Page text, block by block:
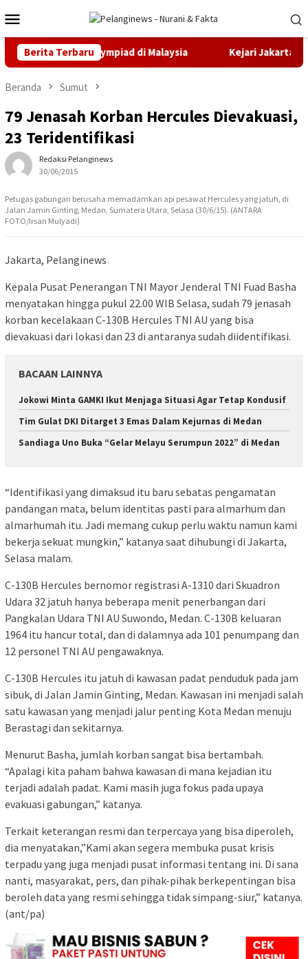
ke
kontenMobile
Berita Terbaru
IMEC Olympiad di Malaysia Kejari Jakarta Timur
Beranda Sumut
79 Jenasah Korban Hercules Dievakuasi,
23 Teridentifikasi
Redaksi Pelanginews
30/06/2015
Petugas gabungan berusaha memadamkan api pesawat Hercules yang jatuh, di
Jalan Jamin Ginting, Medan, Sumatera Utara, Selasa (30/6/15). (ANTARA
FOTO/Irsan Mulyadi)
Jakarta, Pelanginews
Kepala Pusat Penerangan TNI Mayor Jenderal TNI Fuad Basha
menyatakan hingga pukul 22.00 WIB Selasa, sudah 79 jenasah
korban kecelakaan C-130B Hercules TNI AU yang bisa
dievakuasi dari lokasi dan 23 di antaranya sudah diidentifikasi.
BACAAN LAINNYA
Jokowi Minta GAMKI Ikut Menjaga Situasi Agar Tetap Kondusif
Tim Gulat DKI Ditarget 3 Emas Dalam Kejurnas di Medan
Sandiaga Uno Buka “Gelar Melayu Serumpun 2022” di Medan
“Identifikasi yang dimaksud itu baru sebatas pengamatan
pandangan mata, belum identitas pasti para almarhum dan
almarhumah itu. Jadi memang cukup perlu waktu namun kami
bekerja sekuat mungkin,” katanya saat dihubungi di Jakarta,
Selasa malam.
C-130B Hercules bernomor registrasi A-1310 dari Skuadron
Udara 32 jatuh hanya beberapa menit penerbangan dari
Pangkalan Udara TNI AU Suwondo, Medan. C-130B keluaran
1964 itu hancur total, dan di dalamnya ada 101 penumpang dan
12 personel TNI AU pengawaknya.
C-130B Hercules itu jatuh di kawasan padat penduduk pada jam
sibuk, di Jalan Jamin Ginting, Medan. Kawasan ini menjadi salah
satu kawasan yang menjadi jalur penting Kota Medan menuju
Berastagi dan sekitarnya.
Menurut Basha, jumlah korban sangat bisa bertambah.
“Apalagi kita paham bahwa kawasan di mana kejadian itu
terjadi adalah padat. Kami masih juga fokus pada upaya
evakuasi gabungan,” katanya.
Terkait keterangan resmi dan terpercaya yang bisa diperoleh,
dia menyatakan,”Kami akan segera membuka pusat krisis
terpadu yang juga menjadi pusat informasi tentang ini. Di sana
nanti, masyarakat, pers, dan pihak-pihak berkepentingan bisa
beroleh data yang resmi sehingga tidak simpang-siur,” katanya.
(ant/pa)